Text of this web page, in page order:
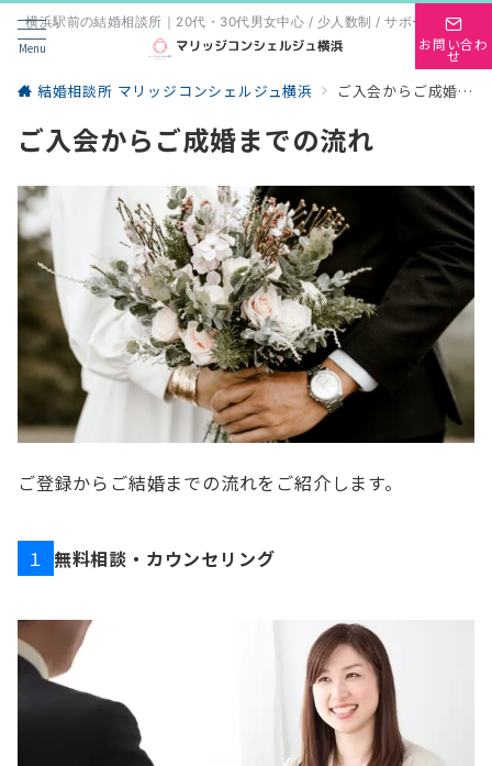
Menu
横浜駅前の結婚相談所｜20代・30代男女中心 / 少人数制 / サポート重視
お問い合わ
せ
結婚相談所 マリッジコンシェルジュ横浜 ご入会からご成婚までの流れ
ご入会からご成婚までの流れ
ご登録からご結婚までの流れをご紹介します。
１ 無料相談・カウンセリング